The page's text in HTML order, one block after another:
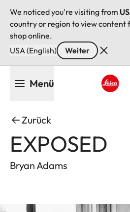
We noticed you're visiting from
country or region to view content
shop online.
USA (English)
Weiter
Menü
Zurück
EXPOSED
Bryan Adams